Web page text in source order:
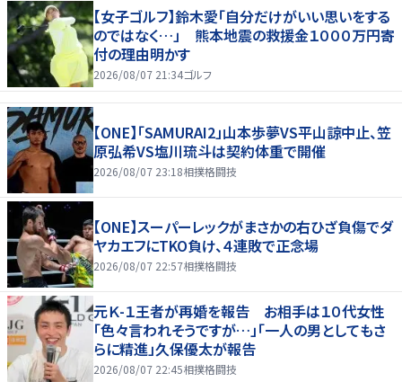
【女子ゴルフ】鈴木愛「自分だけがいい思いをする
のではなく…」 熊本地震の救援金１０００万円寄
付の理由明かす
2026/08/07 21:34ゴルフ
【ONE】「SAMURAI2」山本歩夢VS平山諒中止、笠
原弘希VS塩川琉斗は契約体重で開催
2026/08/07 23:18相撲格闘技
【ONE】スーパーレックがまさかの右ひざ負傷でダ
ヤカエフにTKO負け、４連敗で正念場
2026/08/07 22:57相撲格闘技
元Ｋ-１王者が再婚を報告 お相手は１０代女性
「色々言われそうですが…」「一人の男としてもさ
らに精進」久保優太が報告
2026/08/07 22:45相撲格闘技